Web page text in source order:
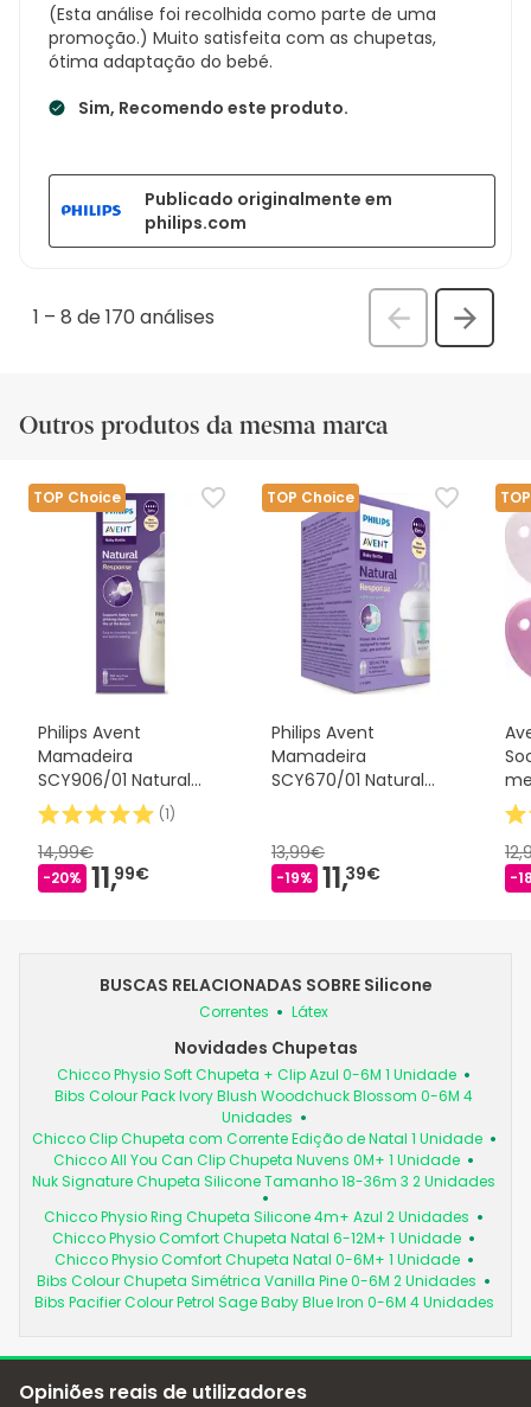
(Esta análise foi recolhida como parte de uma
promoção.) Muito satisfeita com as chupetas,
ótima adaptação do bebé.
Sim, Recomendo este produto.
Publicado originalmente em
philips.com
1 – 8 de 170 análises
Anterior
Outros produtos da mesma marca
TOP Choice
Philips Avent
Mamadeira
SCY906/01 Natural
Response 330ml
(1)
14,99€
-20% 11,99€
TOP Choice
Philips Avent
Mamadeira
SCY670/01 Natural
13,99€
-19% 11,39€ -
BUSCAS RELACIONADAS SOBRE Silicone
Correntes Látex
Novidades Chupetas
Chicco Physio Soft Chupeta + Clip Azul 0-6M 1 Unidade
Bibs Colour Pack Ivory Blush Woodchuck Blossom 0-6M 4
Unidades
Chicco Clip Chupeta com Corrente Edição de Natal 1 Unidade
Chicco All You Can Clip Chupeta Nuvens 0M+ 1 Unidade
Nuk Signature Chupeta Silicone Tamanho 18-36m 3 2 Unidades
Chicco Physio Ring Chupeta Silicone 4m+ Azul 2 Unidades
Chicco Physio Comfort Chupeta Natal 6-12M+ 1 Unidade
Chicco Physio Comfort Chupeta Natal 0-6M+ 1 Unidade
Bibs Colour Chupeta Simétrica Vanilla Pine 0-6M 2 Unidades
Bibs Pacifier Colour Petrol Sage Baby Blue Iron 0-6M 4 Unidades
Opiniões reais de utilizadores